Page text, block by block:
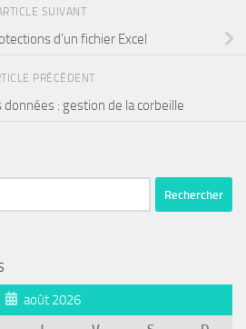
SUIVANT
d’un fichier Excel
PRÉCÉDENT
: gestion de la corbeille
août 2026